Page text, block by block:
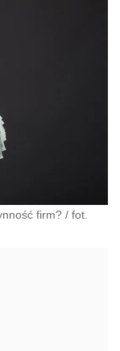
firm? / fot.